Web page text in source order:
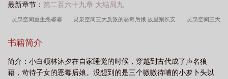
最新章节： 第二百六十九章 大结局九
灵泉空间重生恶婆婆 灵泉空间三大反派的恶毒后娘 故里别长安 灵泉空间三大
书籍简介
简介：小白领林沐夕在自家睡觉的时候，穿越到古代成了声名狼
藉，苛待子女的恶毒后娘。没想到的是三个嗷嗷待哺的小萝卜头以